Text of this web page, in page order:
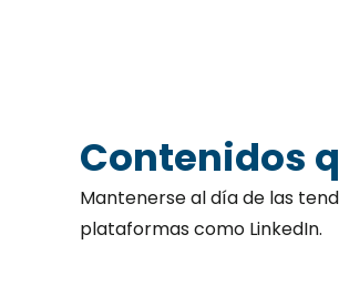
Contenidos
Mantenerse al día de las
plataformas como LinkedIn.